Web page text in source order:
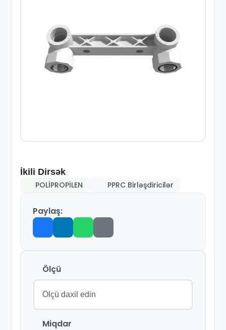
İkili Dirsək
POLİPROPİLEN
PPRC Birləşdiricilər
Paylaş:
Ölçü
Miqdar